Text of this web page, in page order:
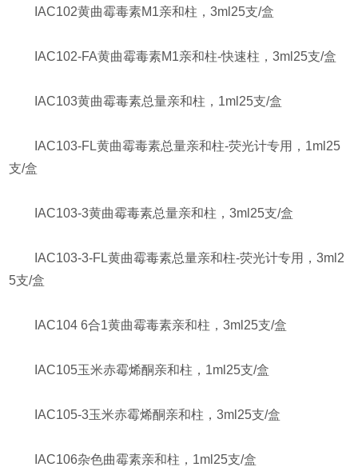
IAC102黄曲霉毒素M1亲和柱，3ml25支/盒
IAC102-FA黄曲霉毒素M1亲和柱-快速柱，3ml25支/盒
IAC103黄曲霉毒素总量亲和柱，1ml25支/盒
IAC103-FL黄曲霉毒素总量亲和柱-荧光计专用，1ml25
支/盒
IAC103-3黄曲霉毒素总量亲和柱，3ml25支/盒
IAC103-3-FL黄曲霉毒素总量亲和柱-荧光计专用，3ml2
5支/盒
IAC104 6合1黄曲霉毒素亲和柱，3ml25支/盒
IAC105玉米赤霉烯酮亲和柱，1ml25支/盒
IAC105-3玉米赤霉烯酮亲和柱，3ml25支/盒
IAC106杂色曲霉素亲和柱，1ml25支/盒